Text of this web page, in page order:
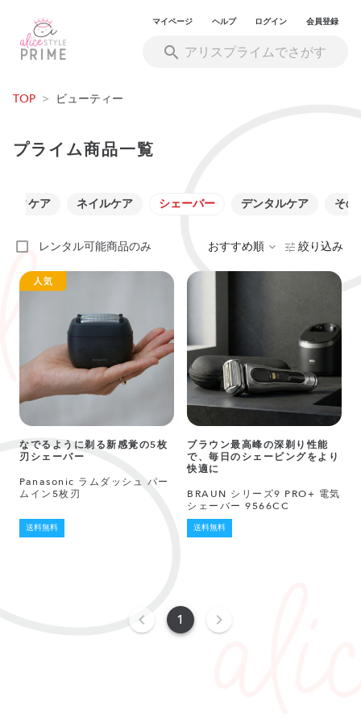
マイページ ヘルプ ログイン 会員登録
TOP > ビューティー
プライム商品一覧
ディケア ネイルケア シェーバー デンタルケア その
レンタル可能商品のみ おすすめ順 絞り込み
なでるように剃る新感覚の5枚
刃シェーバー
Panasonic ラムダッシュ パー
ムイン5枚刃
送料無料
ブラウン最高峰の深剃り性能
で、毎日のシェービングをより
快適に
BRAUN シリーズ9 PRO+ 電気
シェーバー 9566CC
送料無料
1